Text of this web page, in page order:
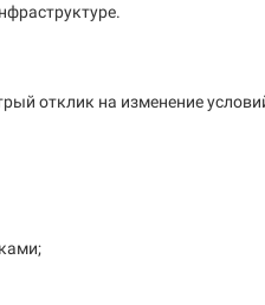
отклик на изменение